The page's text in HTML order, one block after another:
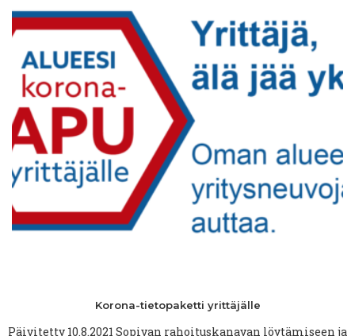
Korona-tietopaketti yrittäjälle
Päivitetty 10.8.2021 Sopivan rahoituskanavan löytämiseen ja